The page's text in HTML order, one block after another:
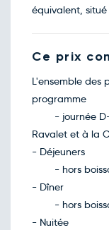
équivalent,
Ce prix
L'ensemble des
programme
- journée D-
Ravalet et à la
- Déjeuners
- hors
- Dîner
- hors
- Nuitée